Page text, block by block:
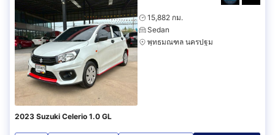
15,882 กม.
Sedan
พุทธมณฑล นครปฐม
2023 Suzuki Celerio 1.0 GL